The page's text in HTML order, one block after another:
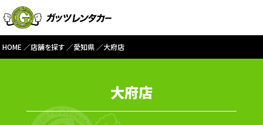
HOME 店舗を探す 愛知県 大府店
大府店